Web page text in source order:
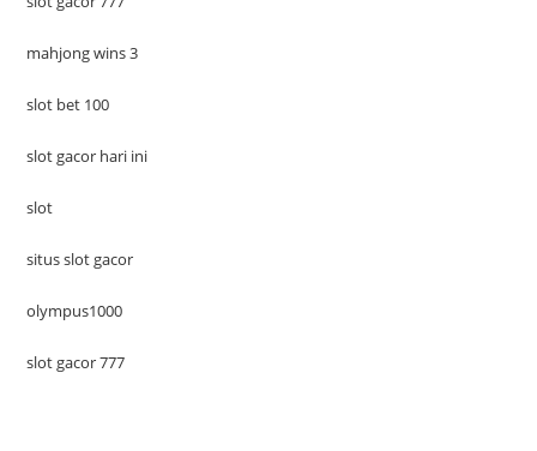
mahjong wins 3
slot bet 100
slot gacor hari ini
slot
situs slot gacor
olympus1000
slot gacor 777